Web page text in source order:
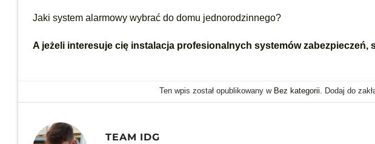
Jaki system alarmowy wybrać do domu jednorodzinnego?
A jeżeli interesuje cię instalacja profesionalnych systemów zabezpieczeń,
Ten wpis został opublikowany w Bez kategorii. Dodaj do
TEAM IDG